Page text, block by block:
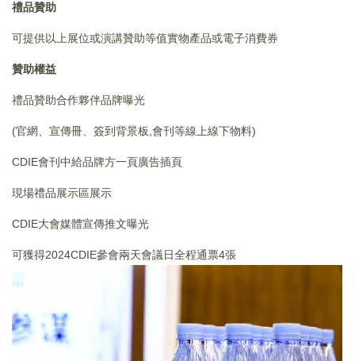
禮品贊助
可提供以上展位或演講贊助等值實物產品或電子消費券
贊助權益
禮品贊助合作夥伴品牌曝光
(官網、宣傳冊、簽到背景板,會刊等線上線下物料)
CDIE會刊中給品牌方一頁廣告插頁
現場禮品展示區展示
CDIE大會媒體宣傳推文曝光
可獲得2024CDIE參會兩天會議日全程通票4張